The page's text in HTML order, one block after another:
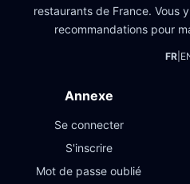
restaurants de France. Vous
recommandations pour
FR|
Annexe
Se connecter
S'inscrire
Mot de passe oublié